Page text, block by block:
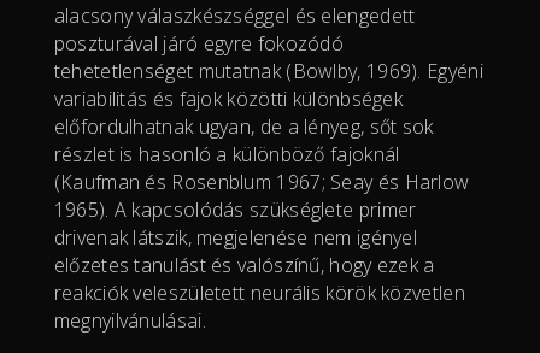
alacsony válaszkészséggel és elengedett
poszturával járó egyre fokozódó
tehetetlenséget mutatnak (Bowlby, 1969). Egyéni
variabilitás és fajok közötti különbségek
előfordulhatnak ugyan, de a lényeg, sőt sok
részlet is hasonló a különböző fajoknál
(Kaufman és Rosenblum 1967; Seay és Harlow
1965). A kapcsolódás szükséglete primer
drivenak látszik, megjelenése nem igényel
előzetes tanulást és valószínű, hogy ezek a
reakciók veleszületett neurális körök közvetlen
megnyilvánulásai.